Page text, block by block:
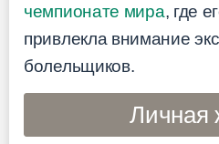
чемпионате мира, где
привлекла внимание
болельщиков.
Личная